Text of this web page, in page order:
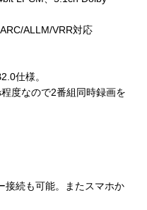
ALLM/VRR対応
仕様。
で2番組同時録画を
続も可能。またスマホか